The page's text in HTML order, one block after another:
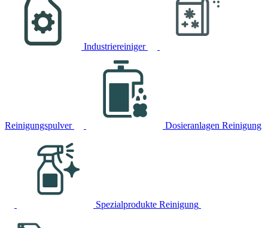
Industriereiniger
Reinigungspulver Dosieranlagen Reinigung
Spezialprodukte Reinigung